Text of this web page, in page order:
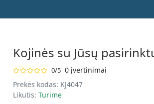
Kojinės su Jūsų
0/5 0 įvertinimai
Prekės kodas: KJ4047
Likutis: Turime